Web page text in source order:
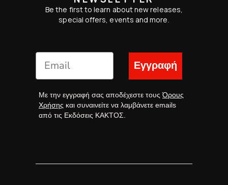
Be the first to learn about new releases,
special offers, events and more.
Εγγραφή
Με την εγγραφή σας αποδέχεστε τουςΌρους
Χρήσης και συναινείτε να λαμβάνετε emails
από τις Εκδόσεις ΚΑΚΤΟΣ.